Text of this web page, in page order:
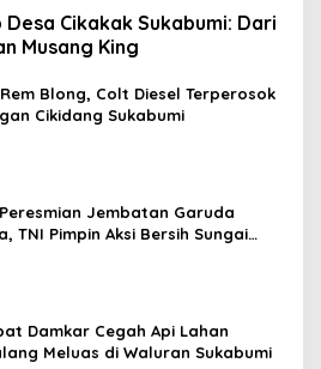
Cikakak Sukabumi: Dari
Musang King
Blong, Colt Diesel Terperosok
Cikidang Sukabumi
Jembatan Garuda
TNI Pimpin Aksi Bersih Sungai
Damkar Cegah Api Lahan
Meluas di Waluran Sukabumi